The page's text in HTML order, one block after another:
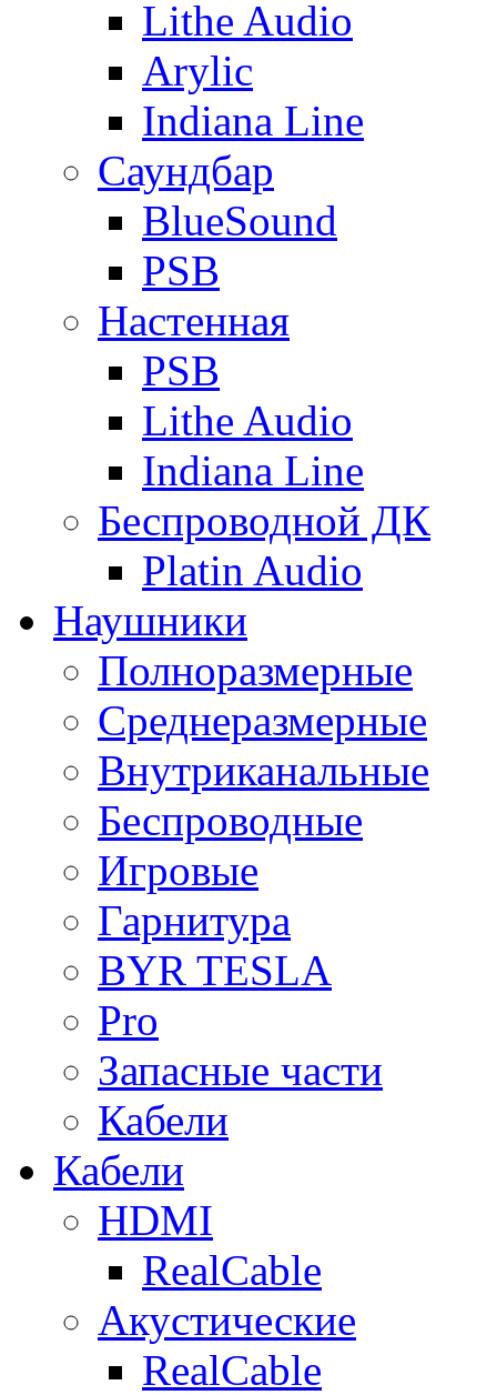
Lithe Audio
Arylic
Indiana Line
Саундбар
BlueSound
PSB
Настенная
PSB
Lithe Audio
Indiana Line
Беспроводной ДК
Platin Audio
Наушники
Полноразмерные
Среднеразмерные
Внутриканальные
Беспроводные
Игровые
Гарнитура
BYR TESLA
Pro
Запасные части
Кабели
Кабели
HDMI
RealCable
Акустические
RealCable